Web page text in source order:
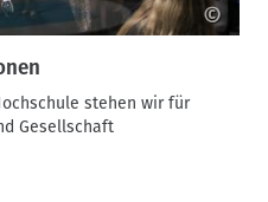
©
stehen wir für
Gesellschaft